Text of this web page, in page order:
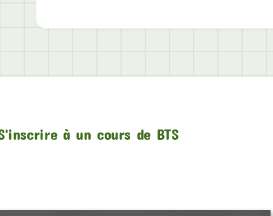
à un cours de BTS